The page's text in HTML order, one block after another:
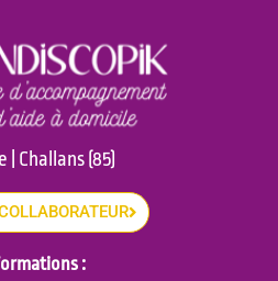
| Challans (85)
: